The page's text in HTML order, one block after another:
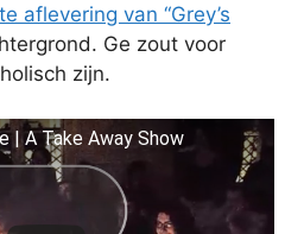
aflevering van “Grey’s
Ge zout voor
zijn.
| A Take Away Show